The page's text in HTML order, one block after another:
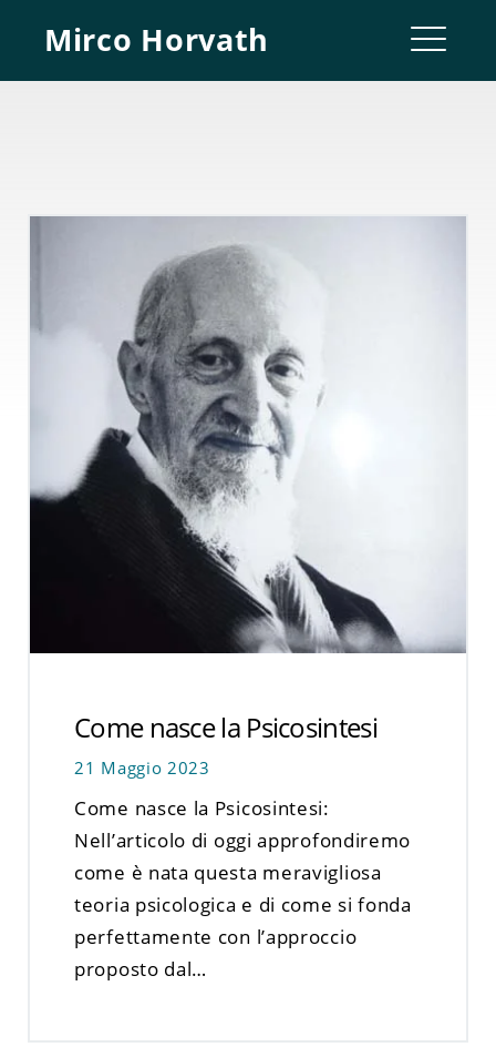
content
Mirco Horvath
Come nasce la Psicosintesi
21 Maggio 2023
Come nasce la Psicosintesi:
Nell’articolo di oggi approfondiremo
come è nata questa meravigliosa
teoria psicologica e di come si fonda
perfettamente con l’approccio
proposto dal…